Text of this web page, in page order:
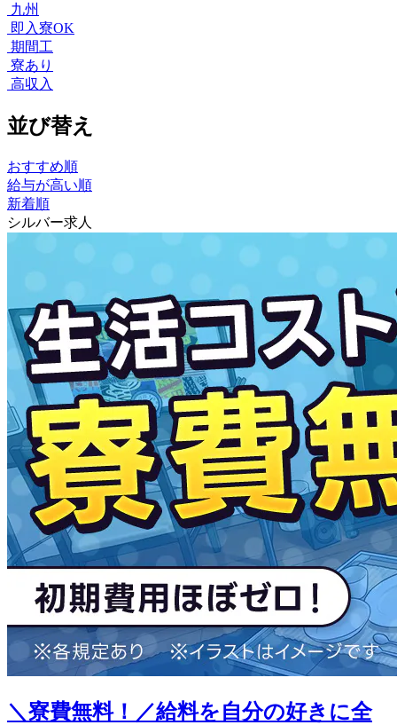
九州
即入寮OK
期間工
寮あり
高収入
並び替え
おすすめ順
給与が高い順
新着順
シルバー求人
＼寮費無料！／給料を自分の好きに全